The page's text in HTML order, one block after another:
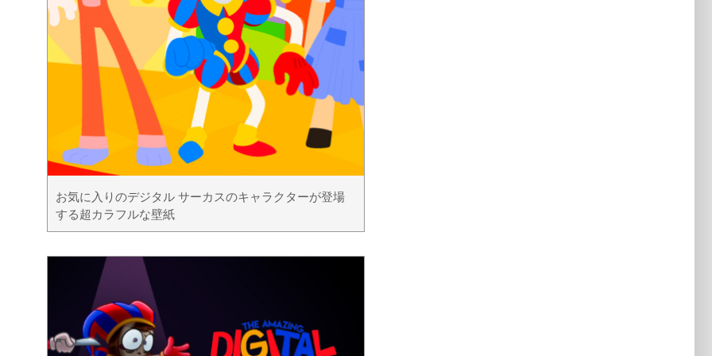
お気に入りのデジタル サーカスのキャラクターが登場
する超カラフルな壁紙